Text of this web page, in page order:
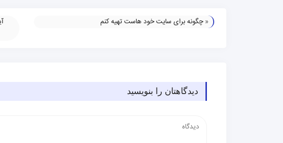
«چگونه برای سایت خود هاست تهیه کنم
دیدگاهتان را بنویسید